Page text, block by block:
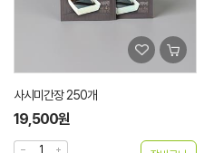
사시미간장 250개
19,500원